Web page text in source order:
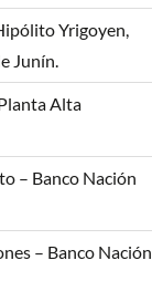
Yrigoyen,
Junín.
Alta
– Banco Nación
– Banco Nación